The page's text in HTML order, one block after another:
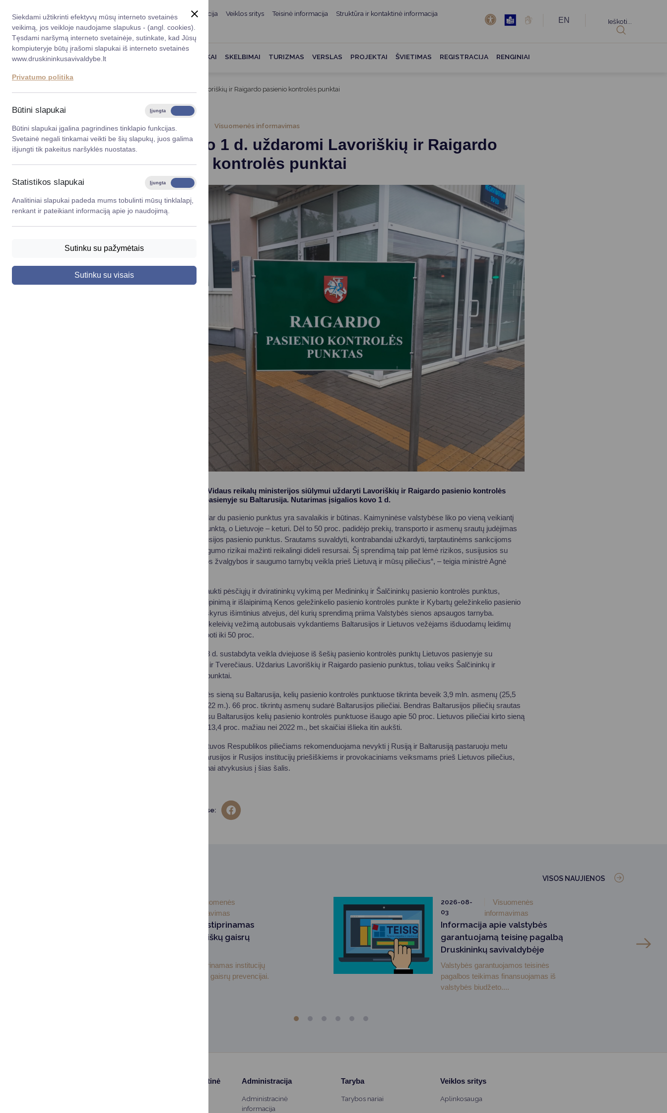
Siekdami užtikrinti efektyvų mūsų interneto svetainės
veikimą, jos veikloje naudojame slapukus - (angl. cookies).
Tęsdami naršymą interneto svetainėje, sutinkate, kad Jūsų
kompiuteryje būtų įrašomi slapukai iš interneto svetainės
www.druskininkusavivaldybe.lt
Privatumo politika
Būtini slapukai Įjungta
Būtini slapukai įgalina pagrindines tinklapio funkcijas.
Svetainė negali tinkamai veikti be šių slapukų, juos galima
išjungti tik pakeitus naršyklės nuostatas.
Statistikos slapukai Įjungta
Analitiniai slapukai padeda mums tobulinti mūsų tinklalapį,
renkant ir pateikiant informaciją apie jo naudojimą.
Sutinku su pažymėtais
Sutinku su visais
Taryba Meras
Registruokitės priėmimui
Vicemerai
Mero patarėja
Administracija
Administracinė informacija
Savivaldybės administracijos
Planavimo dokumentai
Korupcijos prevencija
Viešieji pirkimai
Lygios galimybės
Savivaldybės remiami
Finansų valdymas ir apskaita
Veiklos sritys Teisinė informacija
Norminiai teisės aktai
Mero potvarkiai
teisinė pagalba
Teisės aktų pažeidimai
reguliavimo poveikio ex post
vertinimas
Vartotojų teisių apsauga
Pranešėjų apsauga
Asmens duomenų apsauga
Struktūra ir kontaktinė informacija
Karjera DUK
EN
DRUSKININKAI SKELBIMAI TURIZMAS VERSLAS PROJEKTAI ŠVIETIMAS REGISTRACIJA RENGINIAI
Nuo kovo 1 d. uždaromi Lavoriškių ir Raigardo pasienio kontrolės punktai
2024-02-22 Visuomenės informavimas
Nuo kovo 1 d. uždaromi Lavoriškių ir Raigardo
pasienio kontrolės punktai
Vyriausybė pritarė Vidaus reikalų ministerijos siūlymui uždaryti Lavoriškių ir Raigardo pasienio kontrolės
punktus Lietuvos pasienyje su Baltarusija. Nutarimas įsigalios kovo 1 d.
„Siūlymas uždaryti dar du pasienio punktus yra savalaikis ir būtinas. Kaimyninėse valstybėse liko po vieną veikiantį
pasienio kontrolės punktą, o Lietuvoje – keturi. Dėl to 50 proc. padidėjo prekių, transporto ir asmenų srautų judėjimas
per Lietuvos–Baltarusijos pasienio punktus. Srautams suvaldyti, kontrabandai užkardyti, tarptautinėms sankcijoms
užtikrinti, eismo saugumo rizikai mažinti reikalingi dideli resursai. Šį sprendimą taip pat lėmė rizikos, susijusios su
išaugusia Baltarusijos žvalgybos ir saugumo tarnybų veikla prieš Lietuvą ir mūsų piliečius“, – teigia ministrė Agnė
Taip pat nutarta nutraukti pėsčiųjų ir dviratininkų vykimą per Medininkų ir Šalčininkų pasienio kontrolės punktus,
uždrausti keleivių įlaipinimą ir išlaipinimą Kenos geležinkelio pasienio kontrolės punkte ir Kybartų geležinkelio pasienio
kontrolės punkte, išskyrus išimtinius atvejus, dėl kurių sprendimą priima Valstybės sienos apsaugos tarnyba.
Reguliarų tarptautinį keleivių vežimą autobusais vykdantiems Baltarusijos ir Lietuvos vežėjams išduodamų leidimų
skaičių nuspręsta riboti iki 50 proc.
2023 m. rugpjūčio 18 d. sustabdyta veikla dviejuose iš šešių pasienio kontrolės punktų Lietuvos pasienyje su
Baltarusija: Šumsko ir Tverečiaus. Uždarius Lavoriškių ir Raigardo pasienio punktus, toliau veiks Šalčininkų ir
Medininkų pasienio punktai.
2023 m. per valstybės sieną su Baltarusija, kelių pasienio kontrolės punktuose tikrinta beveik 3,9 mln. asmenų (25,5
proc. daugiau nei 2022 m.). 66 proc. tikrintų asmenų sudarė Baltarusijos piliečiai. Bendras Baltarusijos piliečių srautas
visuose prie sienos su Baltarusijos kelių pasienio kontrolės punktuose išaugo apie 50 proc. Lietuvos piliečiai kirto sieną
684 tūkst. kartų. Tai 13,4 proc. mažiau nei 2022 m., bet skaičiai išlieka itin aukšti.
Primename, kad Lietuvos Respublikos piliečiams rekomenduojama nevykti į Rusiją ir Baltarusiją pastaruoju metu
suintensyvėjus Baltarusijos ir Rusijos institucijų priešiškiems ir provokaciniams veiksmams prieš Lietuvos piliečius,
jau esančius ar laikinai atvykusius į šias šalis.
Dalintis soc. tinkluose:
VISOS NAUJIENOS
Visuomenės
informavimas
Druskininkuose stiprinamas
pasirengimas miškų gaisrų
Druskininkuose stiprinamas institucijų
pasirengimas miškų gaisrų prevencijai.
2026-08-
03
Visuomenės
informavimas
Informacija apie valstybės
garantuojamą teisinę pagalbą
Druskininkų savivaldybėje
Valstybės garantuojamos teisinės
pagalbos teikimas finansuojamas iš
valstybės biudžeto....
Struktūra ir kontaktinė
Administracija
Administracinė
informacija
Taryba
Tarybos nariai
Veiklos sritys
Aplinkosauga